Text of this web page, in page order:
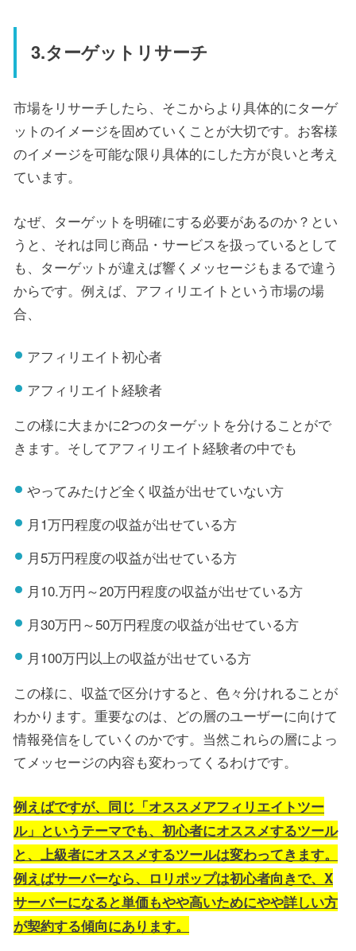
3.ターゲットリサーチ
市場をリサーチしたら、そこからより具体的にターゲ
ットのイメージを固めていくことが大切です。お客様
のイメージを可能な限り具体的にした方が良いと考え
ています。
なぜ、ターゲットを明確にする必要があるのか？とい
うと、それは同じ商品・サービスを扱っているとして
も、ターゲットが違えば響くメッセージもまるで違う
からです。例えば、アフィリエイトという市場の場
合、
アフィリエイト初心者
アフィリエイト経験者
この様に大まかに2つのターゲットを分けることがで
きます。そしてアフィリエイト経験者の中でも
やってみたけど全く収益が出せていない方
月1万円程度の収益が出せている方
月5万円程度の収益が出せている方
月10.万円～20万円程度の収益が出せている方
月30万円～50万円程度の収益が出せている方
月100万円以上の収益が出せている方
この様に、収益で区分けすると、色々分けれることが
わかります。重要なのは、どの層のユーザーに向けて
情報発信をしていくのかです。当然これらの層によっ
てメッセージの内容も変わってくるわけです。
例えばですが、同じ「オススメアフィリエイトツー
ル」というテーマでも、初心者にオススメするツール
と、上級者にオススメするツールは変わってきます。
例えばサーバーなら、ロリポップは初心者向きで、X
サーバーになると単価もやや高いためにやや詳しい方
が契約する傾向にあります。